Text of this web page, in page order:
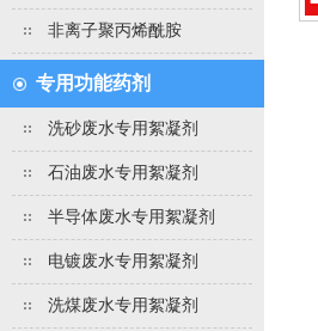
非离子聚丙烯酰胺
专用功能药剂
洗砂废水专用絮凝剂
石油废水专用絮凝剂
半导体废水专用絮凝剂
电镀废水专用絮凝剂
洗煤废水专用絮凝剂